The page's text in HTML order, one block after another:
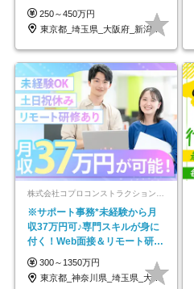
なし
250～450万円
東京都_埼玉県_大阪府_新潟県_福岡県
※サポート事務*未経験から月
収37万円可♪専門スキルが身に
付く！Web面接＆リモート研修
も充実♪/a
300～1350万円
東京都_神奈川県_埼玉県_大阪府_愛知県…